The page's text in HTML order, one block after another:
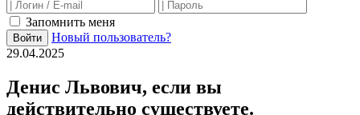
Запомнить меня
Войти
Новый пользователь?
29.04.2025
Денис Львович, если вы
действительно существуете.